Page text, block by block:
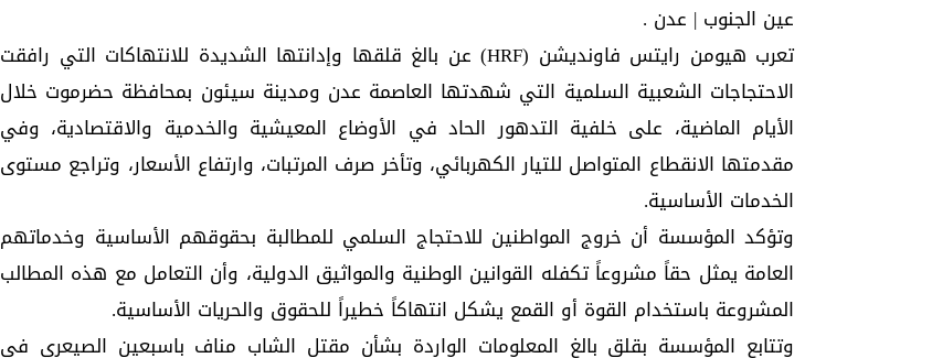
عين الجنوب | عدن .
تعرب هيومن رايتس فاونديشن (HRF) عن بالغ قلقها وإدانتها الشديدة للانتهاكات التي رافقت
الاحتجاجات الشعبية السلمية التي شهدتها العاصمة عدن ومدينة سيئون بمحافظة حضرموت خلال
الأيام الماضية، على خلفية التدهور الحاد في الأوضاع المعيشية والخدمية والاقتصادية، وفي
مقدمتها الانقطاع المتواصل للتيار الكهربائي، وتأخر صرف المرتبات، وارتفاع الأسعار، وتراجع مستوى
الخدمات الأساسية.
وتؤكد المؤسسة أن خروج المواطنين للاحتجاج السلمي للمطالبة بحقوقهم الأساسية وخدماتهم
العامة يمثل حقاً مشروعاً تكفله القوانين الوطنية والمواثيق الدولية، وأن التعامل مع هذه المطالب
المشروعة باستخدام القوة أو القمع يشكل انتهاكاً خطيراً للحقوق والحريات الأساسية.
وتتابع المؤسسة بقلق بالغ المعلومات الواردة بشأن مقتل الشاب مناف باسبعين الصيعري في